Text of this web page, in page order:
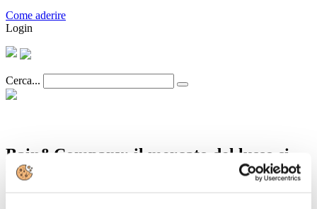
Come aderire
Login
Cerca...
Bain&Company: il mercato del lusso si
trasforma